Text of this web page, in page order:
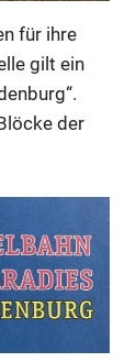
für ihre
gilt ein
der